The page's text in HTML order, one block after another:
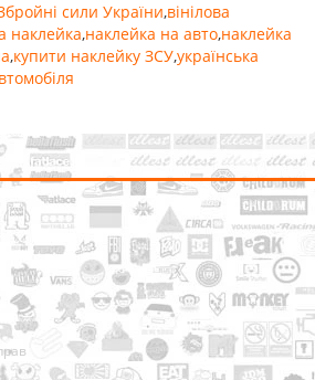
сили України,вінілова
наклейка,наклейка на авто,наклейка
,купити наклейку ЗСУ,українська